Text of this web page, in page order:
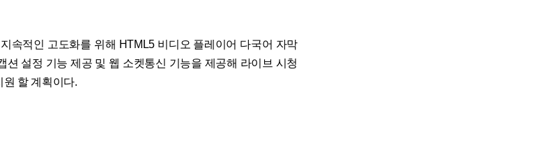
속적인 고도화를 위해 HTML5 비디오 플레이어 다국어 자막
션 설정 기능 제공 및 웹 소켓통신 기능을 제공해 라이브 시청
할 계획이다.